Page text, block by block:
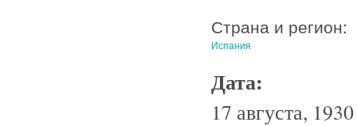
Страна и регион:
Испания
Дата:
17 августа,